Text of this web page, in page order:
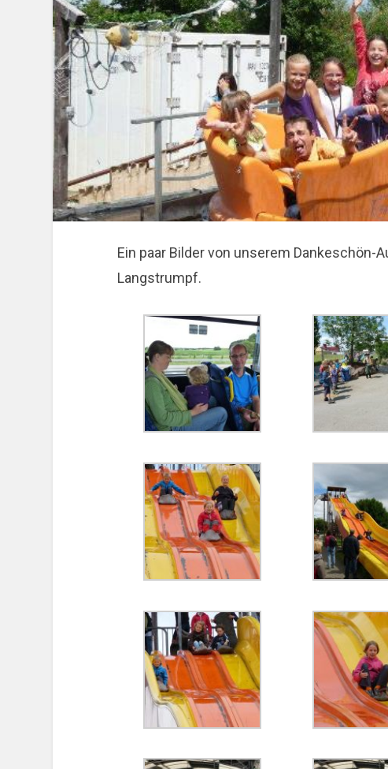
Ein paar Bilder von unserem Dankeschön-
Langstrumpf.